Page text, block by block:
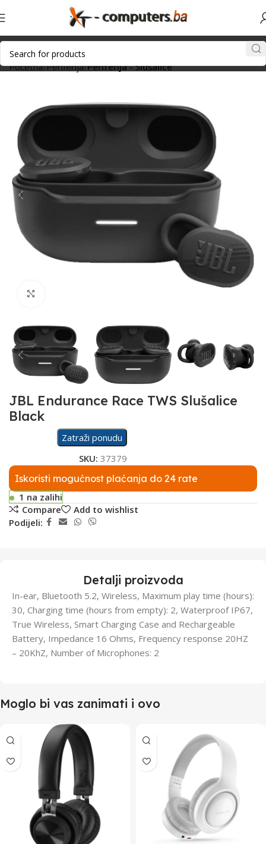
Početna Periferija Periferija - Slušalice
JBL Endurance Race TWS Slušalice
Black
Zatraži ponudu
SKU: 37379
Iskoristi mogućnost plaćanja do 24 rate
1 na zalihi
Compare
Add to wishlist
Podijeli:
Detalji proizvoda
In-ear, Bluetooth 5.2, Wireless, Maximum play time (hours):
30, Charging time (hours from empty): 2, Waterproof IP67,
True Wireless, Smart Charging Case and Rechargeable
Battery, Impedance 16 Ohms, Frequency response 20HZ
– 20KhZ, Number of Microphones: 2
Moglo bi vas zanimati i ovo